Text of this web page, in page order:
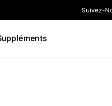
Suivez-